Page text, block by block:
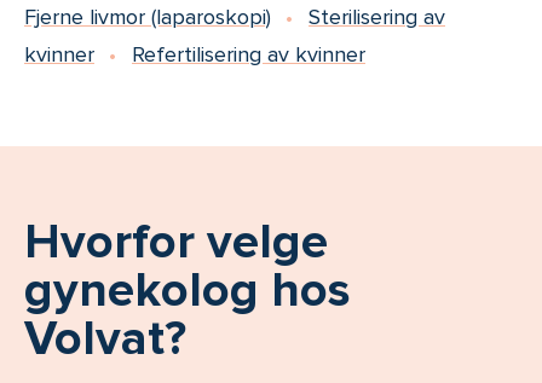
Fjerne livmor (laparoskopi)
Sterilisering av
kvinner
Refertilisering av kvinner
Hvorfor velge
gynekolog hos
Volvat?